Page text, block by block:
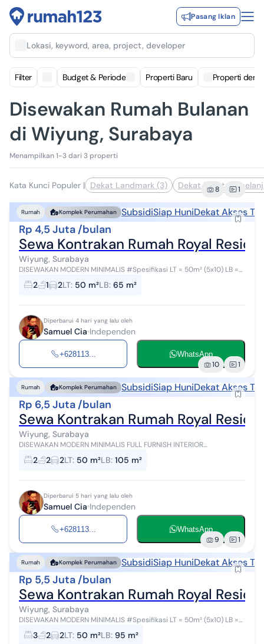
Pasang Iklan
Lokasi, keyword, area, project, developer
Filter Budget & Periode Properti Baru Properti
Disewakan Rumah Bulanan
di Wiyung, Surabaya
Menampilkan 1-3 dari 3 properti
Kata Kunci Populer | Dekat Landmark (3) Dekat Pusat
8 1
Rumah Komplek Perumahan SubsidiSiap HuniDekat Akses
Rp 4,5 Juta /bulan
Sewa Kontrakan Rumah Royal
Wiyung, Surabaya
DISEWAKAN MODERN MINIMALIS #Spesifikasi LT = 50m² (5x10) LB =
65m² (2 Lantai) KT = 2 KM = 1 Full Furnish #Keunggulan Siap Huni
Security 24 Jam ...
2 1 2LT: 50 m²LB: 65 m²
Diperbarui 4 hari yang lalu oleh
Samuel Cia Independen
+628113... WhatsApp
10 1
Rumah Komplek Perumahan SubsidiSiap HuniDekat Akses
Rp 6,5 Juta /bulan
Sewa Kontrakan Rumah Royal
Wiyung, Surabaya
DISEWAKAN MODERN MINIMALIS FULL FURNISH INTERIOR
#Spesifikasi LT = 50m² (5x10) LB = 105m² (3 Lantai) KT = 2+1 KM = 2+1
#Keunggulan Siap Huni Se...
2 2 2LT: 50 m²LB: 105 m²
Diperbarui 5 hari yang lalu oleh
Samuel Cia Independen
+628113... WhatsApp
9 1
Rumah Komplek Perumahan SubsidiSiap HuniDekat Akses
Rp 5,5 Juta /bulan
Sewa Kontrakan Rumah Royal
Wiyung, Surabaya
DISEWAKAN MODERN MINIMALIS #Spesifikasi LT = 50m² (5x10) LB =
95m² (3 Lantai) KT = 3 KM = 2 Furnish #Keunggulan Siap Huni
Security 24 Jam Lingk...
3 2 2LT: 50 m²LB: 95 m²